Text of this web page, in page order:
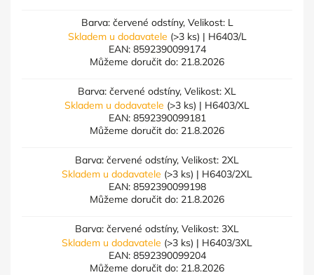
Barva: červené odstíny, Velikost: L
Skladem u dodavatele (>3 ks) | H6403/L
EAN: 8592390099174
Můžeme doručit do: 21.8.2026
Barva: červené odstíny, Velikost: XL
Skladem u dodavatele (>3 ks) | H6403/XL
EAN: 8592390099181
Můžeme doručit do: 21.8.2026
Barva: červené odstíny, Velikost: 2XL
Skladem u dodavatele (>3 ks) | H6403/2XL
EAN: 8592390099198
Můžeme doručit do: 21.8.2026
Barva: červené odstíny, Velikost: 3XL
Skladem u dodavatele (>3 ks) | H6403/3XL
EAN: 8592390099204
Můžeme doručit do: 21.8.2026